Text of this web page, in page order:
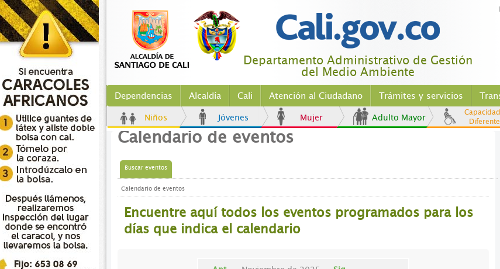
Departamento Administrativo de Gestión
del Medio Ambiente
Dependencias Alcaldía Cali Atención al Ciudadano Trámites y servicios
Niños Jóvenes Mujer Adulto Mayor
Calendario de eventos
Buscar eventos
Calendario de eventos
Encuentre aquí todos los eventos programados para los
días que indica el calendario